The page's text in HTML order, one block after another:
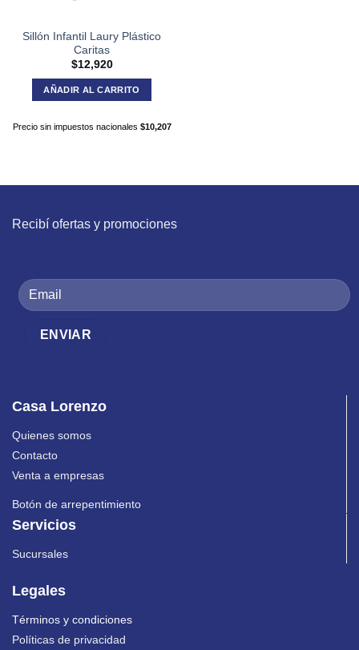
Sillón Infantil Laury Plástico
Caritas
$12,920
AÑADIR AL CARRITO
Precio sin impuestos nacionales $10,207
Recibí ofertas y promociones
Casa Lorenzo
Quienes somos
Contacto
Venta a empresas
Botón de arrepentimiento
Servicios
Sucursales
Legales
Términos y condiciones
Políticas de privacidad